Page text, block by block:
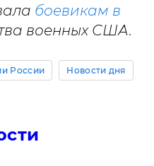
боевикам в
военных США.
России Новости дня